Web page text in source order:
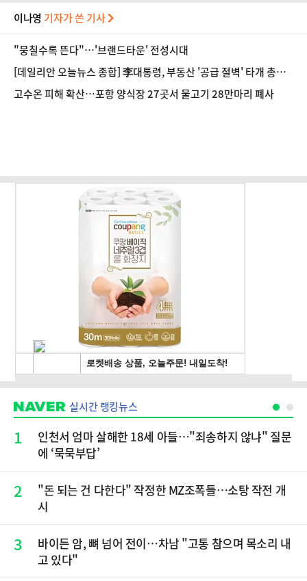
이나영 기자가 쓴 기사
"뭉칠수록 뜬다"…'브랜드타운' 전성시대
[데일리안 오늘뉴스 종합] 李대통령, 부동산 '공급 절벽' 타개 총력
전, 국민의힘, '청년 지지' 사수 위해 李 견제 사활 등
고수온 피해 확산…포항 양식장 27곳서 물고기 28만마리 폐사
실시간 랭킹뉴스
1
인천서 엄마 살해한 18세 아들…"죄송하지 않냐" 질문
에 ‘묵묵부답’
2
"돈 되는 건 다한다" 작정한 MZ조폭들…소탕 작전 개
시
3
바이든 암, 뼈 넘어 전이…차남 "고통 참으며 목소리 내
고 있다"